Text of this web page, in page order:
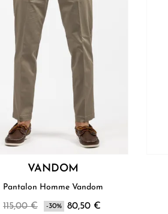
VANDOM
Pantalon Homme Vandom
115,00 € -30% 80,50 €